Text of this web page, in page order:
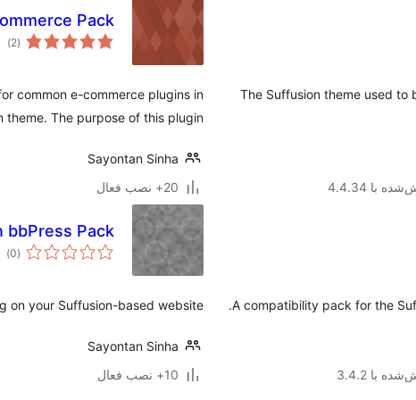
The Suffusion theme used to
با 4.4.34
Pack
(2
)
common e-commerce plugins in
theme. The purpose of this plugin
Sayontan Sinha
20+ نصب فعال
A compatibility pack for the
با 3.4.2
bbPress Pack
(0
)
on your Suffusion-based website.
Sayontan Sinha
10+ نصب فعال